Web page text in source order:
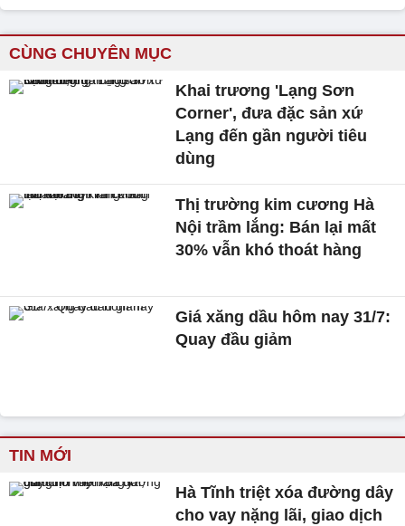
CÙNG CHUYÊN MỤC
Khai trương 'Lạng Sơn
Corner', đưa đặc sản xứ
Lạng đến gần người tiêu
dùng
Thị trường kim cương Hà
Nội trầm lắng: Bán lại mất
30% vẫn khó thoát hàng
Giá xăng dầu hôm nay 31/7:
Quay đầu giảm
TIN MỚI
Hà Tĩnh triệt xóa đường dây
cho vay nặng lãi, giao dịch